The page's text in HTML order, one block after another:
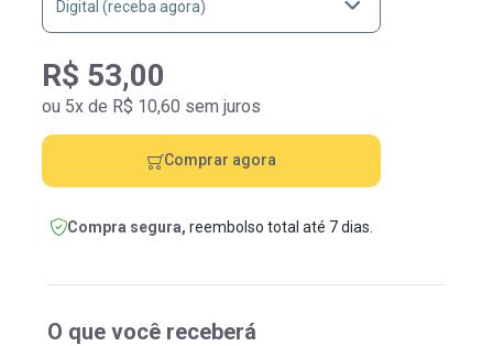
O que você receberá
R$ 53,00
ou 5x de R$ 10,60 sem juros
Comprar agora
Compra segura, reembolso total até 7 dias.